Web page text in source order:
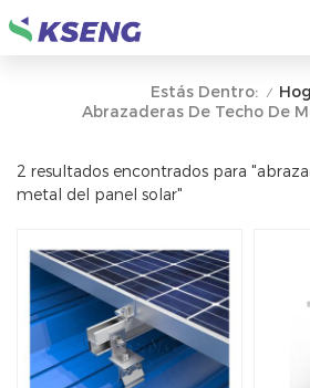
Estás Dentro: /
2 resultados encontrados para
metal del panel solar"